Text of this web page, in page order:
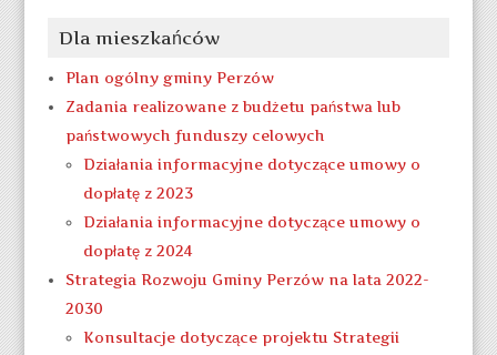
Dla mieszkańców
Plan ogólny gminy Perzów
Zadania realizowane z budżetu państwa lub
państwowych funduszy celowych
Działania informacyjne dotyczące umowy o
dopłatę z 2023
Działania informacyjne dotyczące umowy o
dopłatę z 2024
Strategia Rozwoju Gminy Perzów na lata 2022-
2030
Konsultacje dotyczące projektu Strategii